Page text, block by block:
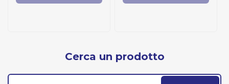
Cerca un prodotto
Cerca: